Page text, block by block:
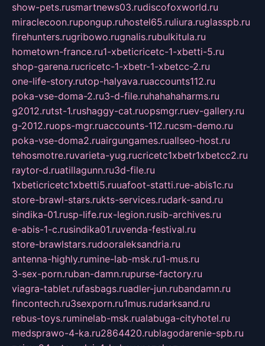
show-pets.rusmartnews03.rudiscofoxworld.ru
miraclecoon.rupongup.ruhostel65.ruliura.ruglasspb.ru
firehunters.rugribowo.rugnalis.rubulkitula.ru
hometown-france.ru1-xbeticricetc-1-xbetti-5.ru
shop-garena.rucricetc-1-xbetr-1-xbetcc-2.ru
one-life-story.rutop-halyava.ruaccounts112.ru
poka-vse-doma-2.ru3-d-file.ruhahahaharms.ru
g2012.rutst-1.rushaggy-cat.ruopsmgr.ruev-gallery.ru
g-2012.ruops-mgr.ruaccounts-112.rucsm-demo.ru
poka-vse-doma2.ruairgungames.ruallseo-host.ru
tehosmotre.ruvarieta-yug.rucricetc1xbetr1xbetcc2.ru
raytor-d.ruatillagunn.ru3d-file.ru
1xbeticricetc1xbetti5.ruuafoot-statti.rue-abis1c.ru
store-brawl-stars.rukts-services.rudark-sand.ru
sindika-01.rusp-life.rux-legion.rusib-archives.ru
e-abis-1-c.rusindika01.ruvenda-festival.ru
store-brawlstars.rudooraleksandria.ru
antenna-highly.rumine-lab-msk.ru1-mus.ru
3-sex-porn.ruban-damn.rupurse-factory.ru
viagra-tablet.rufasbags.ruadler-jun.rubandamn.ru
fincontech.ru3sexporn.ru1mus.rudarksand.ru
rebus-toys.ruminelab-msk.rualabuga-cityhotel.ru
medsprawo-4-ka.ru2864420.rublagodarenie-spb.ru